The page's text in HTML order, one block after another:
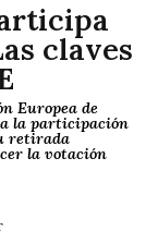
claves
Europea de
la participación
retirada
la votación